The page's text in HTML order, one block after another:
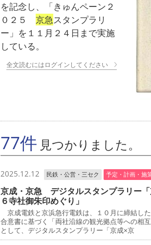
を記念し、「きゅんペーン２
０２５ 京急スタンプラリ
ー」を１１月２４日まで実施
している。
全文読むにはログインしてください
77件 見つかりました。
2025.12.12 民鉄・公営・三セク 予定・計画・施
京成・京急 デジタルスタンプラリー
６寺社御朱印めぐり」
京成電鉄と京浜急行電鉄は、１０月に締結し
合意書に基づく「両社沿線の観光拠点等への相
として、デジタルスタンプラリー「京成×京